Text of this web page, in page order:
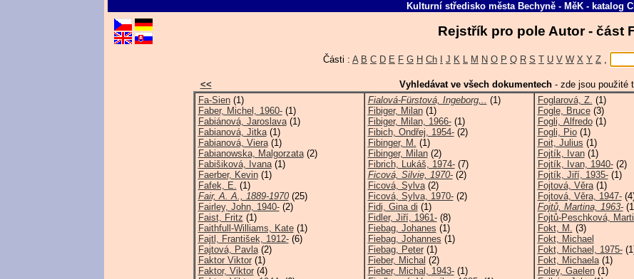
Kulturní středisko města Bechyně - MěK - katalog
Rejstřík pro pole Autor - část
Části : A B C D E F G H Ch J K L M N O P Q R S T U V W X Y Z ,
<< Vyhledávat ve všech dokumentech- zde jsou použité
Fa-Sien(1)
Faber, Michel, 1960-(1)
Fabiánová, Jaroslava(1)
Fabianová, Jitka(1)
Fabianová, Viera(1)
Fabianowska, Malgorzata(2)
Fabišiková, Ivana(1)
Faerber, Kevin(1)
Fafek, E. (1)
Fair, A. A., 1889-1970(25)
Fairley, John, 1940-(2)
Faist, Fritz (1)
Faithfull-Williams, Kate(1)
Fajtl, František, 1912-(6)
Fajtová, Pavla(2)
Faktor Viktor(1)
Faktor, Viktor(4)
Fialová-Fürstová, Ingeborg,.. (1)
Fibiger, Milan(1)
Fibiger, Milan, 1966-(1)
Fibich, Ondřej, 1954-(2)
Fibinger, M. (1)
Fibinger, Milan(2)
Fibrich, Lukáš, 1974-(7)
Ficová, Silvie, 1970-(2)
Ficová, Sylva(2)
Ficová, Sylva, 1970-(2)
Fidi, Gina di (1)
Fidler, Jiří, 1961-(8)
Fiebag, Johanes (1)
Fiebag, Johannes (1)
Fiebag, Peter(1)
Fieber, Michal (2)
Fieber, Michal, 1943-(1)
Foglarová, Z. (1)
Fogle, Bruce(3)
Fogli, Alfredo(1)
Fogli, Pio(1)
Foit, Julius (1)
Fojtík, Ivan(1)
Fojtík, Ivan, 1940-(2)
Fojtík, Jiří, 1935-(1)
Fojtová, Věra(1)
Fojtová, Věra, 1947-
Fojtů, Martina, 1963-
Fojtů-Peschková,
Fokt, M. (3)
Fokt, Michael
Fokt, Michael, 1975-
Fokt, Michaela(1)
Foley, Gaelen(1)